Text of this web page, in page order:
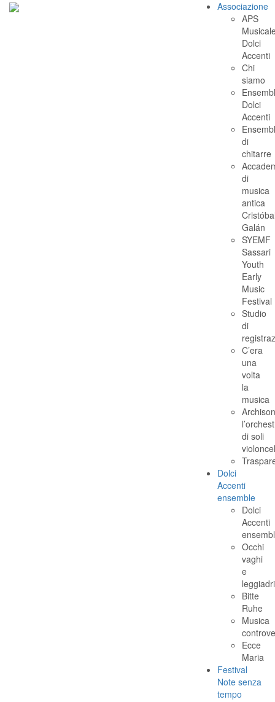
Associazione
APS
Dolci
Accenti
Chi
siamo
Dolci
Accenti
di
chitarre
di
musica
antica
Galán
SYEMF
Sassari
Youth
Early
Music
Festival
Studio
di
C’era
una
volta
la
musica
di soli
Dolci
Accenti
ensemble
Dolci
Accenti
Occhi
vaghi
e
leggiadri
Bitte
Ruhe
Musica
Ecce
Maria
Festival
Note senza
tempo